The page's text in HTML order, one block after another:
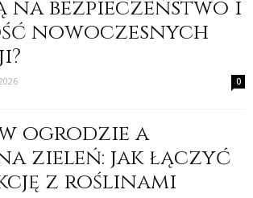
na bezpieczeństwo i
nowoczesnych
0
ogrodzie a
zieleń: jak łączyć
z roślinami